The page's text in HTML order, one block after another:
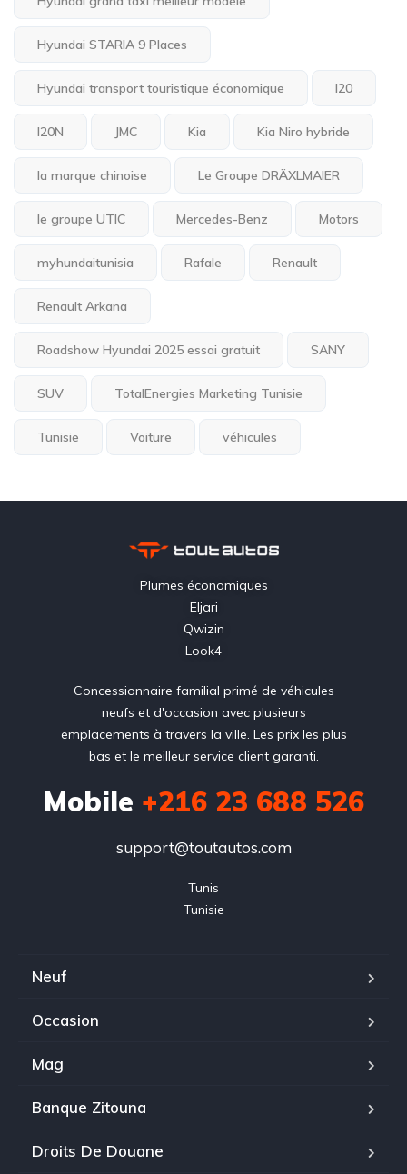
Hyundai STARIA 9 Places
Hyundai transport touristique économique I20
I20N JMC Kia Kia Niro hybride
la marque chinoise Le Groupe DRÄXLMAIER
le groupe UTIC Mercedes-Benz Motors
myhundaitunisia Rafale Renault
Renault Arkana
Roadshow Hyundai 2025 essai gratuit SANY
SUV TotalEnergies Marketing Tunisie
Tunisie Voiture véhicules
Plumes économiques
Eljari
Qwizin
Look4
Concessionnaire familial primé de véhicules
neufs et d'occasion avec plusieurs
emplacements à travers la ville. Les prix les plus
bas et le meilleur service client garanti.
Mobile +216 23 688 526
support@toutautos.com
Tunis
Tunisie
Neuf
Occasion
Mag
Banque Zitouna
Droits De Douane